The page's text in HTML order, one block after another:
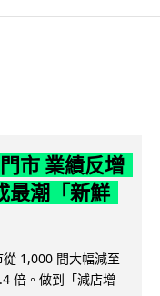
市 業績反增
最潮「新鮮
1,000 間大幅減至
倍。做到「減店增